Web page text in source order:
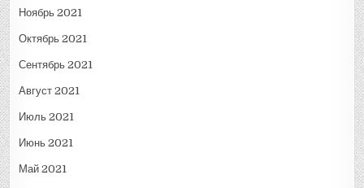
Ноябрь 2021
Октябрь 2021
Сентябрь 2021
Август 2021
Июль 2021
Июнь 2021
Май 2021